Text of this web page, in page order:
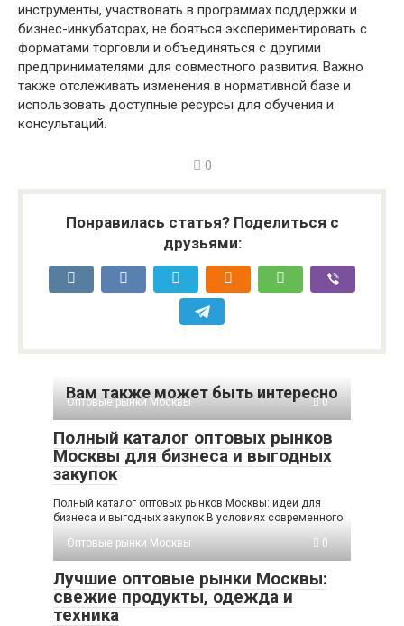
инструменты, участвовать в программах поддержки и
бизнес-инкубаторах, не бояться экспериментировать с
форматами торговли и объединяться с другими
предпринимателями для совместного развития. Важно
также отслеживать изменения в нормативной базе и
использовать доступные ресурсы для обучения и
консультаций.
0
Понравилась статья? Поделиться с
друзьями:
Вам также может быть интересно
Оптовые рынки Москвы 0
Полный каталог оптовых рынков
Москвы для бизнеса и выгодных
закупок
Полный каталог оптовых рынков Москвы: идеи для
бизнеса и выгодных закупок В условиях современного
Оптовые рынки Москвы
0
Лучшие оптовые рынки Москвы:
свежие продукты, одежда и
техника